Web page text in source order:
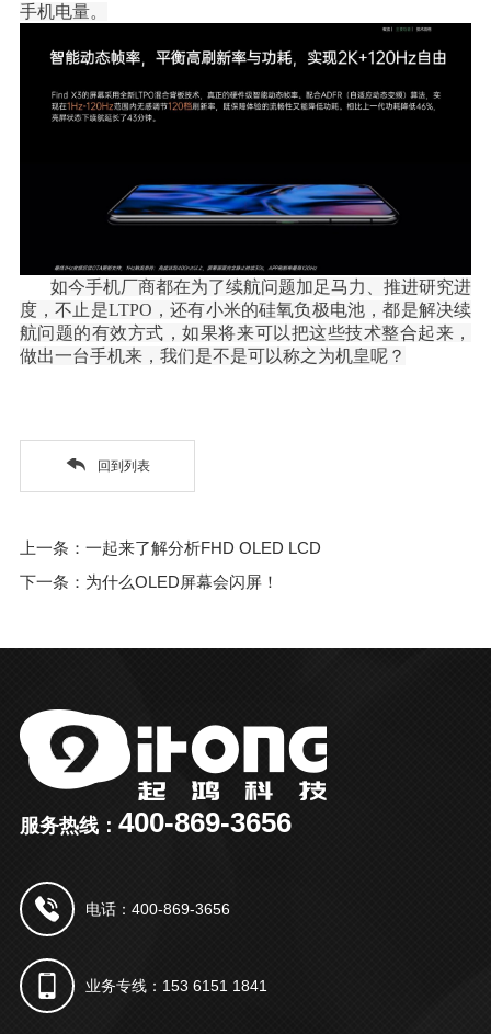
手机电量。
如今手机厂商都在为了续航问题加足马力、推进研究进
度，不止是LTPO，还有小米的硅氧负极电池，都是解决续
航问题的有效方式，如果将来可以把这些技术整合起来，
做出一台手机来，我们是不是可以称之为机皇呢？
回到列表
上一条：一起来了解分析FHD OLED LCD
下一条：为什么OLED屏幕会闪屏！
服务热线： 400-869-3656
电话：400-869-3656
业务专线：153 6151 1841